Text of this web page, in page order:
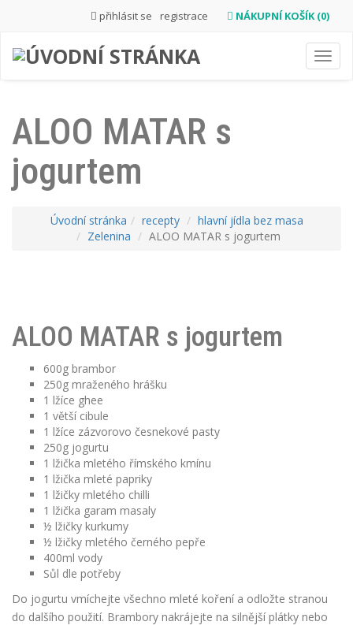
přihlásit se registrace NÁKUPNÍ KOŠÍK (0)
ALOO MATAR s
jogurtem
Úvodní stránka recepty
hlavní jídla bez masa
Zelenina
ALOO MATAR s jogurtem
ALOO MATAR s jogurtem
600g brambor
250g mraženého hrášku
1 lžíce ghee
1 větší cibule
1 lžíce zázvorovo česnekové pasty
250g jogurtu
1 lžička mletého římského kmínu
1 lžička mleté papriky
1 lžičky mletého chilli
1 lžička garam masaly
½ lžičky kurkumy
½ lžičky mletého černého pepře
400ml vody
Sůl dle potřeby
Do jogurtu vmíchejte všechno mleté koření a odložte stranou
do dalšího použití. Brambory nakrájejte na silnější plátky nebo